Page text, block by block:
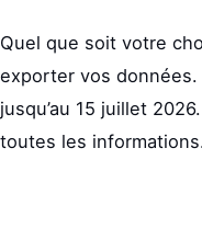
Quel que soit votre
exporter vos
jusqu’au 15 juillet
toutes les